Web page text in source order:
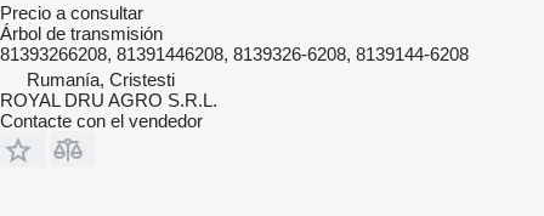
Precio a consultar
Árbol de transmisión
81393266208, 81391446208, 8139326-6208, 8139144-6208
Rumanía, Cristesti
ROYAL DRU AGRO S.R.L.
Contacte con el vendedor